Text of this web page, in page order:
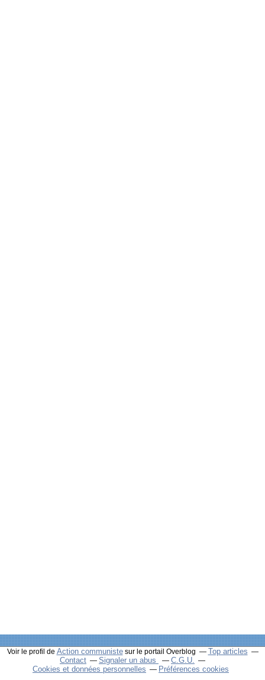
Voir le profil de Action communistesur le portail Overblog
Top articles
Contact
Signaler un abus
C.G.U.
Cookies et données personnelles
Préférences cookies